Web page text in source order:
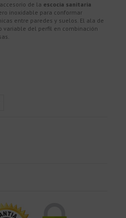
de la escocia sanitaria
inoxidable para conformar
entre paredes y suelos. El ala de
variable del perfil en combinación